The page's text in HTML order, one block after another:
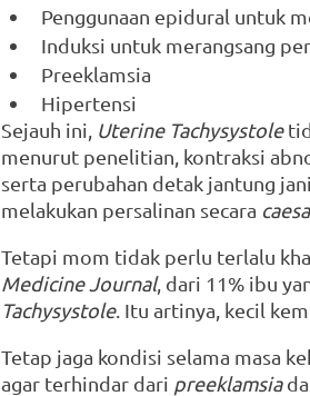
Penggunaan epidural untuk
Induksi untuk merangsang
Preeklamsia
Hipertensi
Sejauh ini, Uterine Tachysystole
menurut penelitian, kontraksi
serta perubahan detak jantung
melakukan persalinan secara
Tetapi mom tidak perlu terlalu
Medicine Journal, dari 11% ibu
Tachysystole. Itu artinya, kecil
Tetap jaga kondisi selama masa
agar terhindar dari preeklamsia